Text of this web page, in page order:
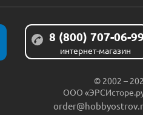
8 (800) 707-06-
интернет-магазин
© 2002 –
ООО